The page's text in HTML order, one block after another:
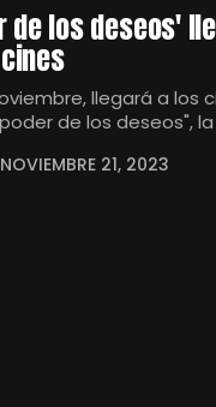
de los deseos'
llegará a los
de los deseos",
NOVIEMBRE 21, 2023